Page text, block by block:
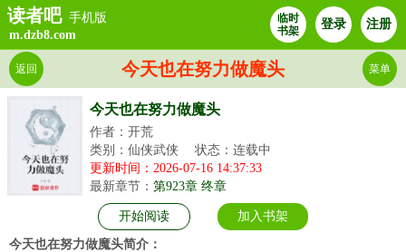
读者吧 手机版
m.dzb8.com
临时
书架
登录 注册
今天也在努力做魔头
返回 菜单
今天也在努力做魔头
作者：开荒
类别：仙侠武侠
状态：连载中
更新时间：2026-07-16 14:37:33
最新章节： 第923章 终章
开始阅读 加入书架
今天也在努力做魔头简介：